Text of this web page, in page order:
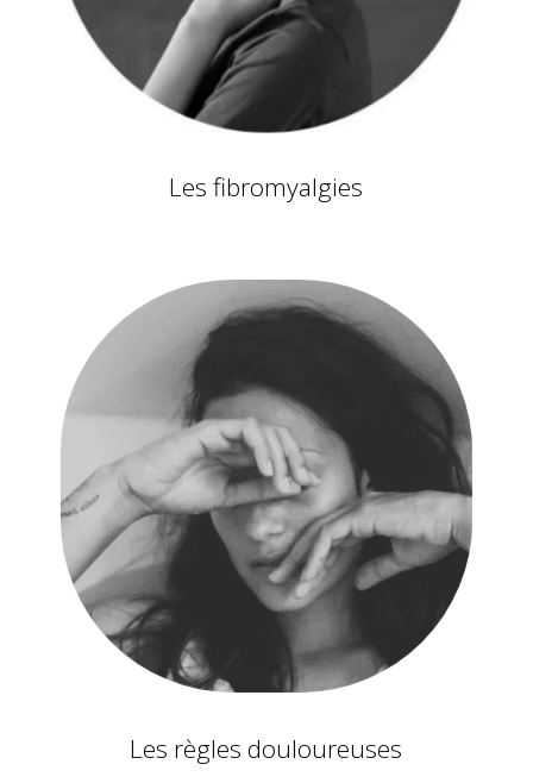
Les fibromyalgies
Les règles douloureuses